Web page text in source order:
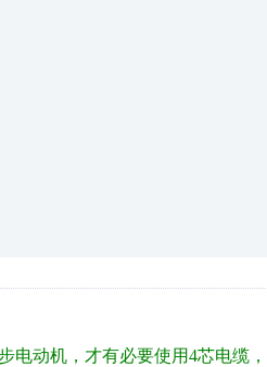
电动机，才有必要使用4芯电缆